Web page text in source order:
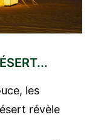
les
révèle